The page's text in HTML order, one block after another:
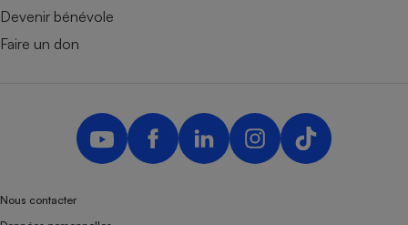
Devenir bénévole
Faire un don
Nous contacter